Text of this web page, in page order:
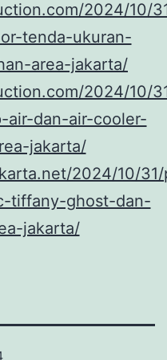
2024/10/
tenda-ukuran-
area-jakarta/
2024/10/
air-dan-air-cooler-
jakarta/
2024/10/
tiffany-ghost-dan-
jakarta/